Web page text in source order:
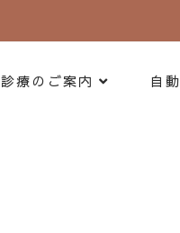
診療のご案内 自